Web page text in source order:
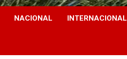
NACIONAL INTERNACIONAL